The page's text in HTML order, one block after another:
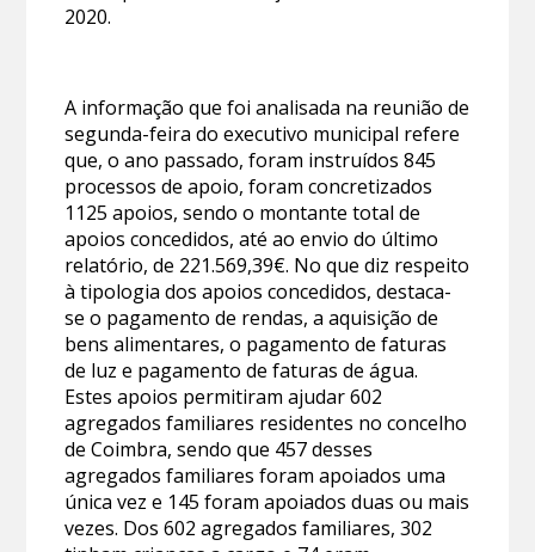
2020.
A informação que foi analisada na reunião de
segunda-feira do executivo municipal refere
que, o ano passado, foram instruídos 845
processos de apoio, foram concretizados
1125 apoios, sendo o montante total de
apoios concedidos, até ao envio do último
relatório, de 221.569,39€. No que diz respeito
à tipologia dos apoios concedidos, destaca-
se o pagamento de rendas, a aquisição de
bens alimentares, o pagamento de faturas
de luz e pagamento de faturas de água.
Estes apoios permitiram ajudar 602
agregados familiares residentes no concelho
de Coimbra, sendo que 457 desses
agregados familiares foram apoiados uma
única vez e 145 foram apoiados duas ou mais
vezes. Dos 602 agregados familiares, 302